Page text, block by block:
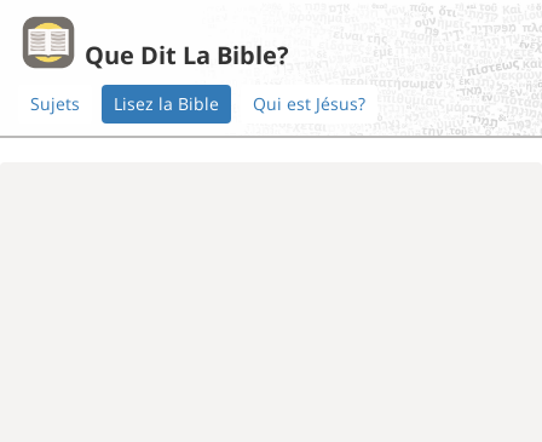
Que Dit La Bible?
Sujets Lisez la Bible Qui est Jésus?